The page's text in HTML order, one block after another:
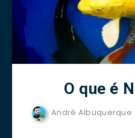
O que é
André Albuquerque